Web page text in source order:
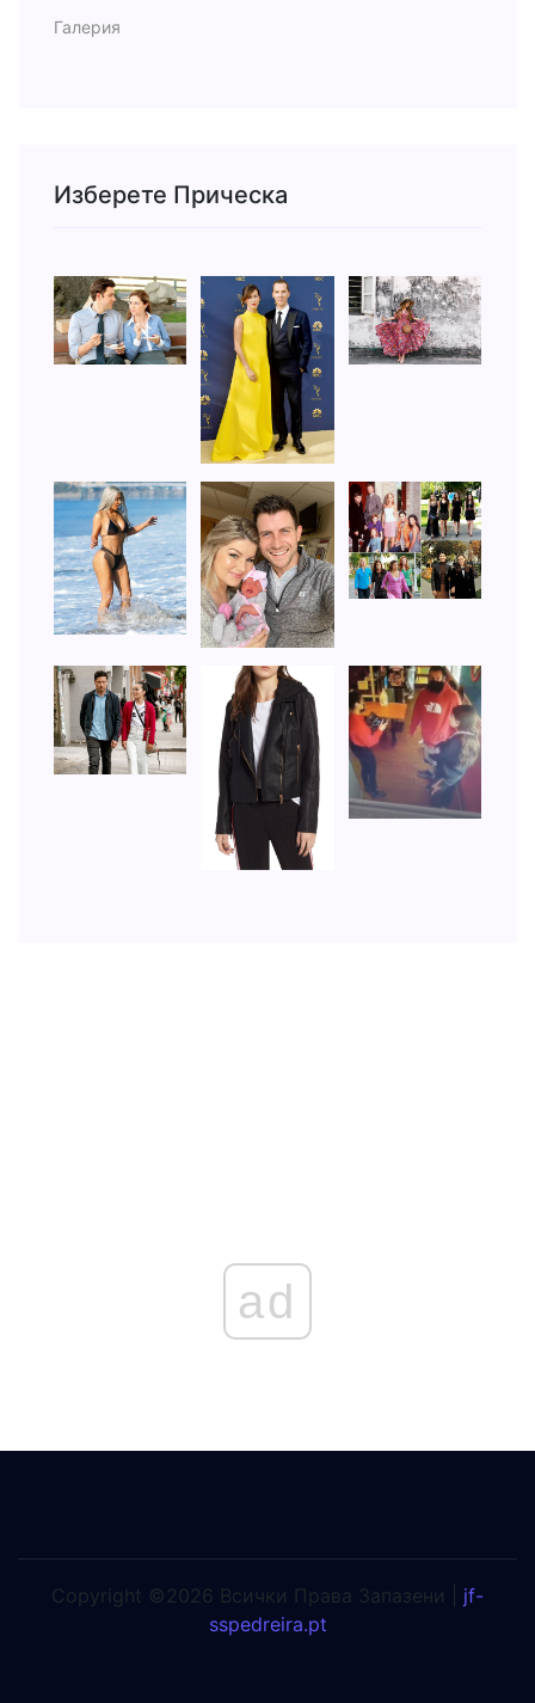
Галерия
Изберете Прическа
ad
Copyright ©2026 Всички Права Запазени | jf-
sspedreira.pt